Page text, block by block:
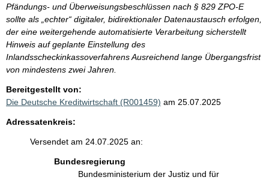
Pfändungs- und Überweisungsbeschlüssen nach § 829 ZPO-E
sollte als „echter“ digitaler, bidirektionaler Datenaustausch erfolgen,
der eine weitergehende automatisierte Verarbeitung sicherstellt
Hinweis auf geplante Einstellung des
Inlandsscheckinkassoverfahrens Ausreichend lange Übergangsfrist
von mindestens zwei Jahren.
Bereitgestellt von:
Die Deutsche Kreditwirtschaft (R001459) am 25.07.2025
Adressatenkreis:
Versendet am 24.07.2025 an:
Bundesregierung
Bundesministerium der Justiz und für